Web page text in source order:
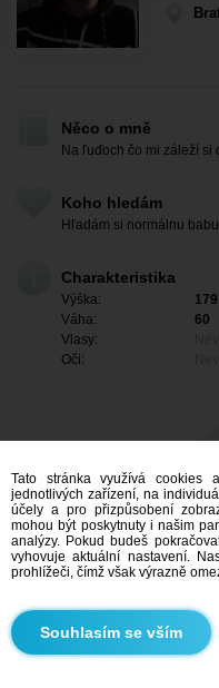
Něco o mně
Na ľuďoch čo mi záleží si
Koho hledám
Hľadám si normálnu
Charakteristika
Výška:
179
Váha:
60
Vlasy:
Oči:
Vyhledávání
Tato stránka využívá cookies
jednotlivých zařízení, na
účely a pro přizpůsobení
mohou být poskytnuty i našim
analýzy. Pokud budeš
vyhovuje aktuální nastavení.
prohlížeči, čímž však výrazně